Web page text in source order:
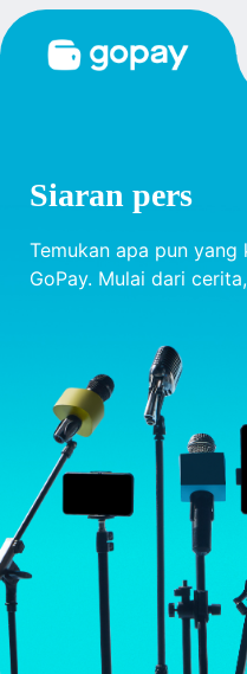
Siaran pers
Temukan apa pun
GoPay. Mulai dari